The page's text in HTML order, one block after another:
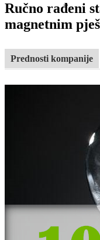
Ručno rađeni
magnetnim
Prednosti kompanije